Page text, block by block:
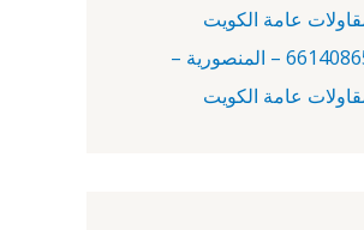
عامة الكويت
66140865 – المنصورية –
عامة الكويت